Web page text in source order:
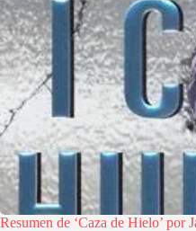
Resumen de ‘Caza de Hielo’ por